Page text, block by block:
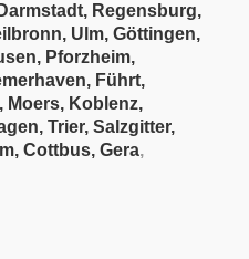
Regensburg,
Ulm, Göttingen,
Pforzheim,
Führt,
Moers, Koblenz,
Trier, Salzgitter,
Cottbus, Gera,